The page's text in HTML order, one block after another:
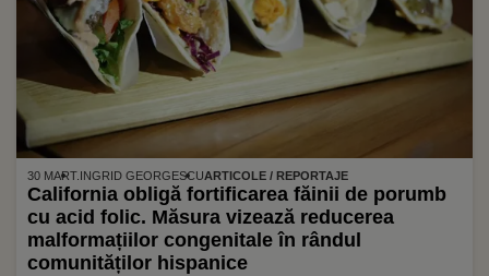
30 MART. INGRID GEORGESCUARTICOLE / REPORTAJE
California obligă fortificarea făinii de porumb
cu acid folic. Măsura vizează reducerea
malformațiilor congenitale în rândul
comunităților hispanice